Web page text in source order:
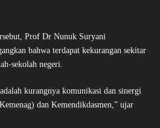
Prof Dr Nunuk Suryani
bahwa terdapat kekurangan sekitar
sekolah negeri.
kurangnya komunikasi dan sinergi
dan Kemendikdasmen,” ujar